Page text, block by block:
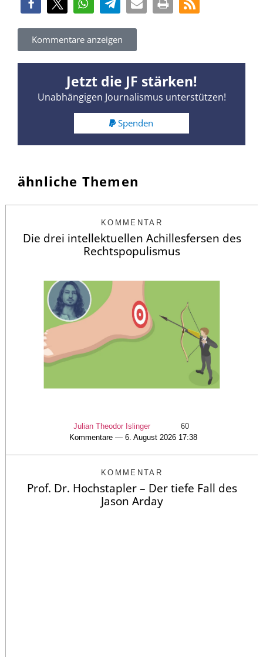
Kommentare anzeigen
Jetzt die JF stärken!
Unabhängigen Journalismus unterstützen!
Spenden
ähnliche Themen
KOMMENTAR
Die drei intellektuellen Achillesfersen des
Rechtspopulismus
Julian Theodor Islinger
60
Kommentare — 6. August 2026 17:38
KOMMENTAR
Prof. Dr. Hochstapler – Der tiefe Fall des
Jason Arday